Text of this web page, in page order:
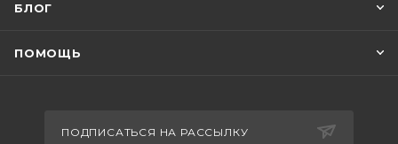
БЛОГ
ПОМОЩЬ
ПОДПИСАТЬСЯ НА РАССЫЛКУ